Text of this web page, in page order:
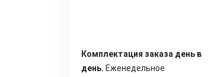
Комплектация заказа день в
день. Еженедельное